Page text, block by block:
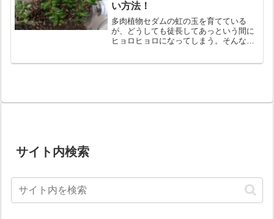
い方法！
多肉植物セダムの虹の玉を育てている
が、どうしても徒長してあっという間に
ヒョロヒョロになってしまう。そんな場
サイト内検索